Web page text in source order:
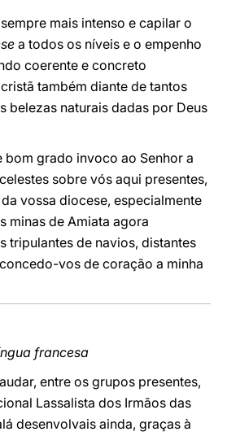
mais intenso e capilar o
a todos os níveis e o empenho
coerente e concreto
também diante de tantos
belezas naturais dadas por Deus
bom grado invoco ao Senhor a
sobre vós aqui presentes,
vossa diocese, especialmente
minas de Amiata agora
tripulantes de navios, distantes
vos de coração a minha
francesa
entre os grupos presentes,
Lassalista dos Irmãos das
desenvolvais ainda, graças à